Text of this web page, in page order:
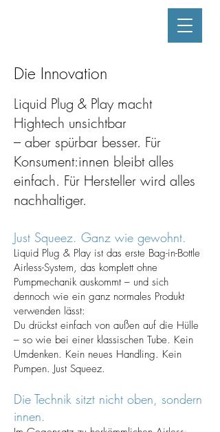
Die Innovation
Liquid Plug & Play macht
Hightech unsichtbar
– aber spürbar besser. Für
Konsument:innen bleibt alles
einfach. Für Hersteller wird alles
nachhaltiger.
Just Squeez. Ganz wie gewohnt.
Liquid Plug & Play ist das erste Bag-in-Bottle
Airless-System, das komplett ohne
Pumpmechanik auskommt – und sich
dennoch wie ein ganz normales Produkt
verwenden lässt:
Du drückst einfach von außen auf die Hülle
– so wie bei einer klassischen Tube. Kein
Umdenken. Kein neues Handling. Kein
Pumpen. Just Squeez.
Die Technik sitzt nicht oben, sondern
innen.